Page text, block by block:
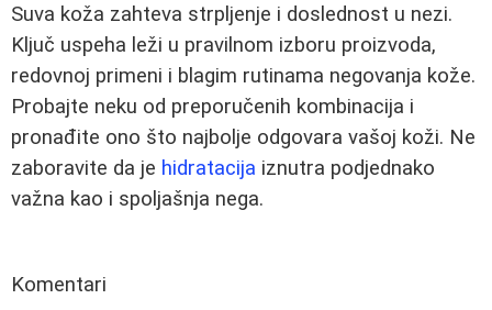
Suva koža zahteva strpljenje i doslednost u nezi.
Ključ uspeha leži u pravilnom izboru proizvoda,
redovnoj primeni i blagim rutinama negovanja kože.
Probajte neku od preporučenih kombinacija i
pronađite ono što najbolje odgovara vašoj koži. Ne
zaboravite da je hidratacija iznutra podjednako
važna kao i spoljašnja nega.
Komentari